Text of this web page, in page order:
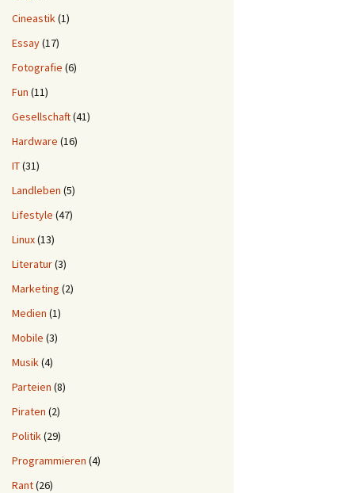
Cineastik(1)
Essay(17)
Fotografie (6)
Fun (11)
Gesellschaft(41)
Hardware (16)
IT(31)
Landleben (5)
Lifestyle (47)
Linux(13)
Literatur(3)
Marketing (2)
Medien (1)
Mobile (3)
Musik(4)
Parteien (8)
Piraten (2)
Politik(29)
Programmieren (4)
Rant(26)